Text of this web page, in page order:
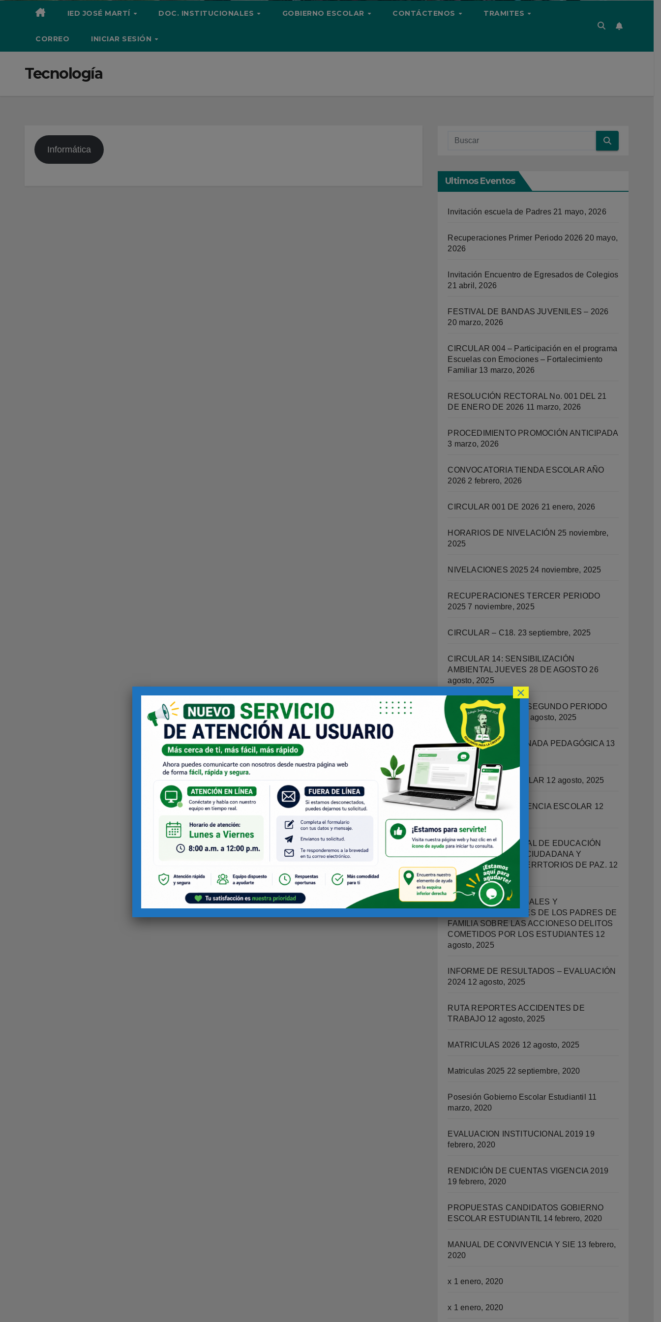
IED JOSÉ MARTÍ DOC. INSTITUCIONALES GOBIERNO ESCOLAR CONTÁCTENOS TRAMITES
CORREO INICIAR SESIÓN
Tecnología
Informática
Ultimos Eventos
Invitación escuela de Padres 21 mayo, 2026
Recuperaciones Primer Periodo 2026 20 mayo,
2026
Invitación Encuentro de Egresados de Colegios
21 abril, 2026
FESTIVAL DE BANDAS JUVENILES – 2026
20 marzo, 2026
CIRCULAR 004 – Participación en el programa
Escuelas con Emociones – Fortalecimiento
Familiar 13 marzo, 2026
RESOLUCIÓN RECTORAL No. 001 DEL 21
DE ENERO DE 2026 11 marzo, 2026
PROCEDIMIENTO PROMOCIÓN ANTICIPADA
3 marzo, 2026
CONVOCATORIA TIENDA ESCOLAR AÑO
2026 2 febrero, 2026
CIRCULAR 001 DE 2026 21 enero, 2026
HORARIOS DE NIVELACIÓN 25 noviembre,
2025
NIVELACIONES 2025 24 noviembre, 2025
RECUPERACIONES TERCER PERIODO
2025 7 noviembre, 2025
CIRCULAR – C18. 23 septiembre, 2025
CIRCULAR 14: SENSIBILIZACIÓN
AMBIENTAL JUEVES 28 DE AGOSTO 26
agosto, 2025
RECUPERACIONES SEGUNDO PERIODO
ACADEMICO 2025
14 agosto, 2025
CIRCULAR 13 – JORNADA PEDAGÓGICA 13
agosto, 2025
ORIENTACIÓN ESCOLAR 12 agosto, 2025
OFICINA DE CONVIVENCIA ESCOLAR 12
agosto, 2025
PROGRAMA INTEGRAL DE EDUCACIÓN
SOCIOEMOCIONAL, CIUDADANA Y
ESCUELAS COMO TERRTORIOS DE PAZ. 12
agosto, 2025
IMPLICACIONES LEGALES Y
RESPONSABILIDADES DE LOS PADRES DE
FAMILIA SOBRE LAS ACCIONESO DELITOS
COMETIDOS POR LOS ESTUDIANTES 12
agosto, 2025
INFORME DE RESULTADOS – EVALUACIÓN
2024 12 agosto, 2025
RUTA REPORTES ACCIDENTES DE
TRABAJO 12 agosto, 2025
MATRICULAS 2026 12 agosto, 2025
Matriculas 2025 22 septiembre, 2020
Posesión Gobierno Escolar Estudiantil
11
marzo, 2020
EVALUACION INSTITUCIONAL 2019 19
febrero, 2020
RENDICIÓN DE CUENTAS VIGENCIA 2019
19 febrero, 2020
PROPUESTAS CANDIDATOS GOBIERNO
ESCOLAR ESTUDIANTIL 14 febrero, 2020
MANUAL DE CONVIVENCIA Y SIE 13 febrero,
2020
x 1 enero, 2020
x 1 enero, 2020
×